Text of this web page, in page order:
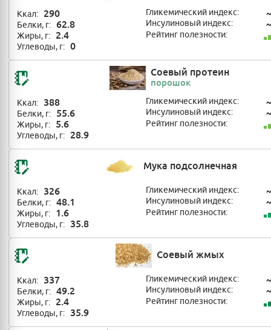
Ккал: 290
Белки, г: 62.8
Жиры, г: 2.4
Углеводы, г: 0
Гликемический индекс: ~
Инсулиновый индекс: ~
Рейтинг полезности:
Соевый протеин
порошок
Ккал: 388
Белки, г: 55.6
Жиры, г: 5.6
Углеводы, г: 28.9
Гликемический индекс: ~
Инсулиновый индекс: ~
Рейтинг полезности:
Мука подсолнечная
Ккал: 326
Белки, г: 48.1
Жиры, г: 1.6
Углеводы, г: 35.8
Гликемический индекс: ~
Инсулиновый индекс: ~
Рейтинг полезности:
Соевый жмых
Ккал: 337
Белки, г: 49.2
Жиры, г: 2.4
Углеводы, г: 35.9
Гликемический индекс: ~
Инсулиновый индекс: ~
Рейтинг полезности: